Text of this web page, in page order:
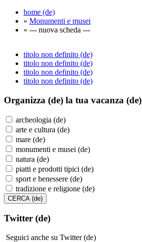
home (de)
» Monumenti e musei
» --- nuova scheda ---
titolo non definito (de)
titolo non definito (de)
titolo non definito (de)
titolo non definito (de)
Organizza (de) la tua vacanza (de)
archeologia (de)
arte e cultura (de)
mare (de)
monumenti e musei (de)
natura (de)
piatti e prodotti tipici (de)
sport e benessere (de)
tradizione e religione (de)
Twitter (de)
Seguici anche su Twitter (de)